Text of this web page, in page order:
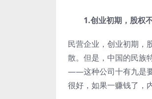
1.创业初期，股权
民营企业，创业初期，
散。但是，中国的民族
——这种公司十有九是
很好，如果一赚钱了，